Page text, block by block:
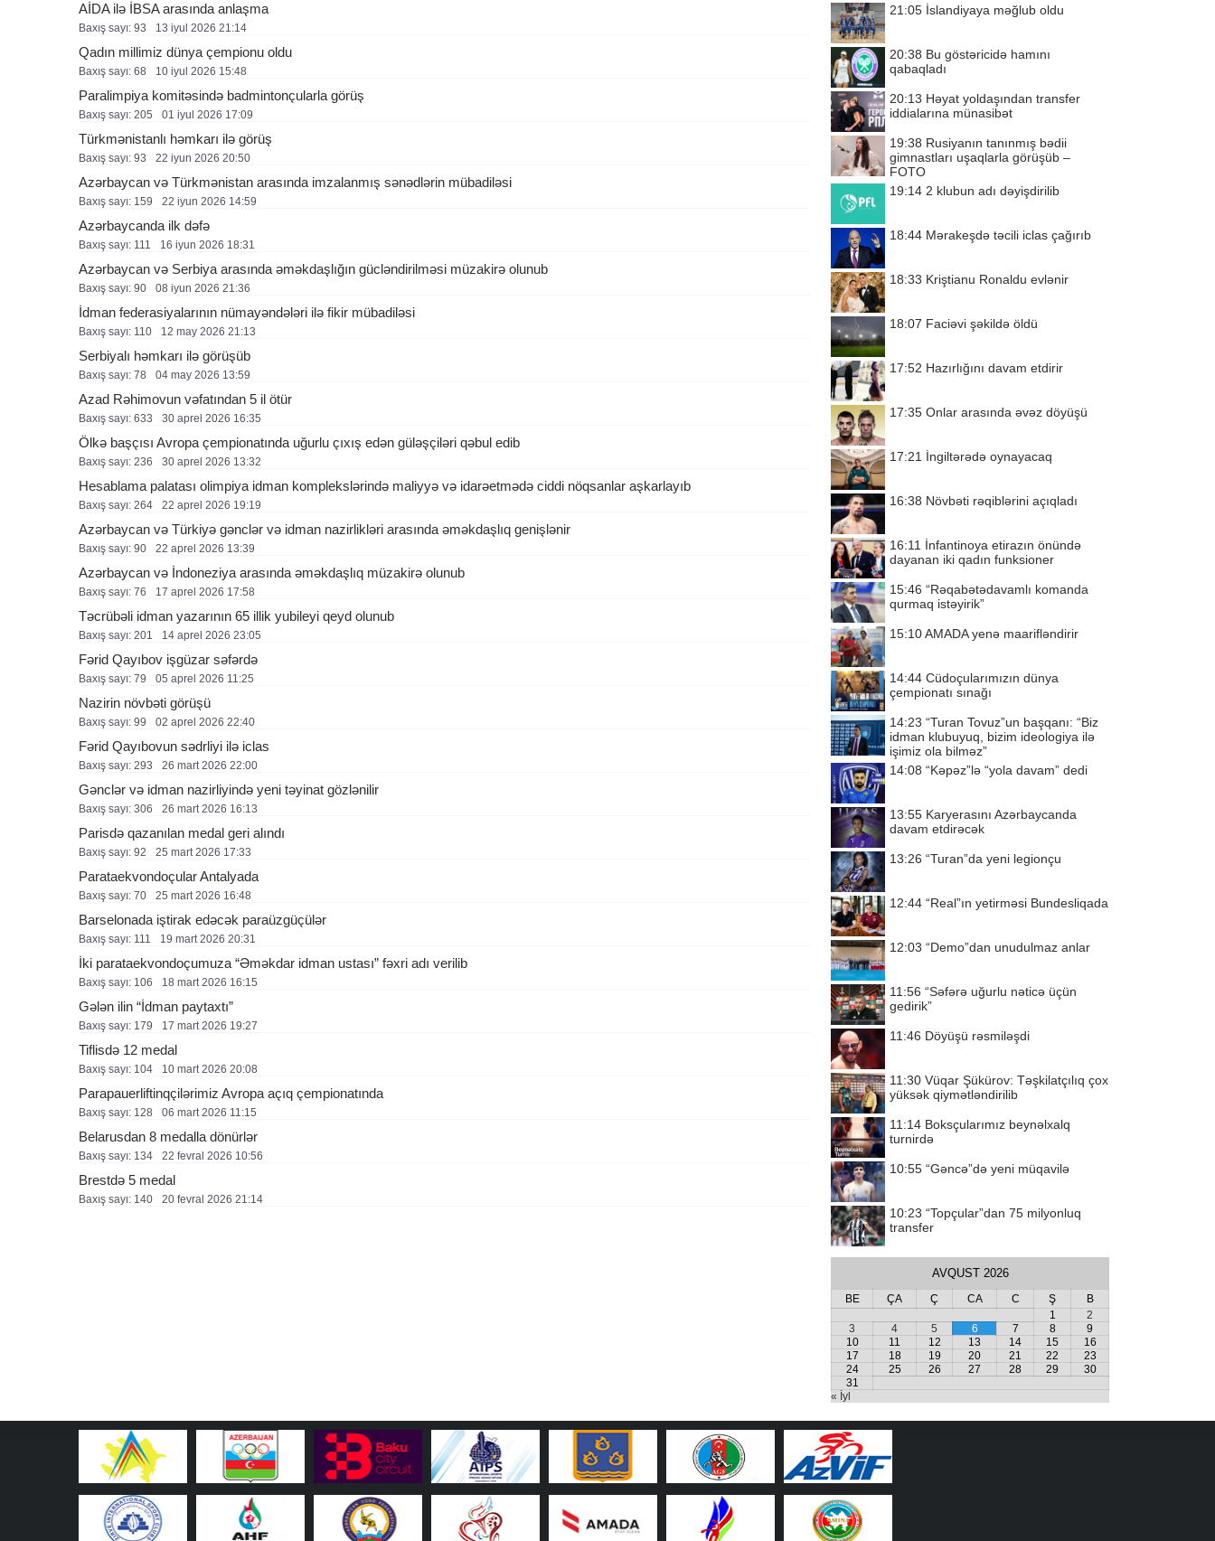
AİDA ilə İBSA arasında anlaşma
Baxış sayı: 93 13 i̇yul 2026 21:14
Qadın millimiz dünya çempionu oldu
Baxış sayı: 68 10 i̇yul 2026 15:48
Paralimpiya komitəsində badmintonçularla görüş
Baxış sayı: 205 01 i̇yul 2026 17:09
Türkmənistanlı həmkarı ilə görüş
Baxış sayı: 93 22 i̇yun 2026 20:50
Azərbaycan və Türkmənistan arasında imzalanmış sənədlərin mübadiləsi
Baxış sayı: 159 22 i̇yun 2026 14:59
Azərbaycanda ilk dəfə
Baxış sayı: 111 16 i̇yun 2026 18:31
Azərbaycan və Serbiya arasında əməkdaşlığın gücləndirilməsi müzakirə olunub
Baxış sayı: 90 08 i̇yun 2026 21:36
İdman federasiyalarının nümayəndələri ilə fikir mübadiləsi
Baxış sayı: 110 12 may 2026 21:13
Serbiyalı həmkarı ilə görüşüb
Baxış sayı: 78 04 may 2026 13:59
Azad Rəhimovun vəfatından 5 il ötür
Baxış sayı: 633 30 aprel 2026 16:35
Ölkə başçısı Avropa çempionatında uğurlu çıxış edən güləşçiləri qəbul edib
Baxış sayı: 236 30 aprel 2026 13:32
Hesablama palatası olimpiya idman komplekslərində maliyyə və idarəetmədə ciddi nöqsanlar aşkarlayıb
Baxış sayı: 264 22 aprel 2026 19:19
Azərbaycan və Türkiyə gənclər və idman nazirlikləri arasında əməkdaşlıq genişlənir
Baxış sayı: 90 22 aprel 2026 13:39
Azərbaycan və İndoneziya arasında əməkdaşlıq müzakirə olunub
Baxış sayı: 76 17 aprel 2026 17:58
Təcrübəli idman yazarının 65 illik yubileyi qeyd olunub
Baxış sayı: 201 14 aprel 2026 23:05
Fərid Qayıbov işgüzar səfərdə
Baxış sayı: 79 05 aprel 2026 11:25
Nazirin növbəti görüşü
Baxış sayı: 99 02 aprel 2026 22:40
Fərid Qayıbovun sədrliyi ilə iclas
Baxış sayı: 293 26 mart 2026 22:00
Gənclər və idman nazirliyində yeni təyinat gözlənilir
Baxış sayı: 306 26 mart 2026 16:13
Parisdə qazanılan medal geri alındı
Baxış sayı: 92 25 mart 2026 17:33
Parataekvondoçular Antalyada
Baxış sayı: 70 25 mart 2026 16:48
Barselonada iştirak edəcək paraüzgüçülər
Baxış sayı: 111 19 mart 2026 20:31
İki parataekvondoçumuza “Əməkdar idman ustası” fəxri adı verilib
Baxış sayı: 106 18 mart 2026 16:15
Gələn ilin “İdman paytaxtı”
Baxış sayı: 179 17 mart 2026 19:27
Tiflisdə 12 medal
Baxış sayı: 104 10 mart 2026 20:08
Parapauerliftinqçilərimiz Avropa açıq çempionatında
Baxış sayı: 128 06 mart 2026 11:15
Belarusdan 8 medalla dönürlər
Baxış sayı: 134 22 fevral 2026 10:56
Brestdə 5 medal
Baxış sayı: 140 20 fevral 2026 21:14
21:05 İslandiyaya məğlub oldu
20:38 Bu göstəricidə hamını
qabaqladı
20:13 Həyat yoldaşından transfer
iddialarına münasibət
19:38 Rusiyanın tanınmış bədii
gimnastları uşaqlarla görüşüb –
FOTO
19:14 2 klubun adı dəyişdirilib
18:44 Mərakeşdə təcili iclas çağırıb
18:33 Kriştianu Ronaldu evlənir
18:07 Faciəvi şəkildə öldü
17:52 Hazırlığını davam etdirir
17:35 Onlar arasında əvəz döyüşü
17:21 İngiltərədə oynayacaq
16:38 Növbəti rəqiblərini açıqladı
16:11 İnfantinoya etirazın önündə
dayanan iki qadın funksioner
15:46 “Rəqabətədavamlı komanda
qurmaq istəyirik”
15:10AMADA yenə maarifləndirir
14:44 Cüdoçularımızın dünya
çempionatı sınağı
14:23 “Turan Tovuz”un başqanı: “Biz
idman klubuyuq, bizim ideologiya ilə
işimiz ola bilməz”
14:08 “Kəpəz”lə “yola davam” dedi
13:55 Karyerasını Azərbaycanda
davam etdirəcək
13:26 “Turan”da yeni legionçu
12:44 “Real”ın yetirməsi Bundesliqada
12:03 “Demo”dan unudulmaz anlar
11:56 “Səfərə uğurlu nəticə üçün
gedirik”
11:46 Döyüşü rəsmiləşdi
11:30 Vüqar Şükürov: Təşkilatçılıq çox
yüksək qiymətləndirilib
11:14 Boksçularımız beynəlxalq
turnirdə
10:55 “Gəncə”də yeni müqavilə
10:23 “Topçular”dan 75 milyonluq
transfer
AVQUST 2026
BE ÇA Ç CA C Ş
B
1
2
3
4 5 6 7 8
9
10
11 12 13 14 15
16
17
18 19 20 21 22
23
24
25 26 27 28 29
30
31
« İyl